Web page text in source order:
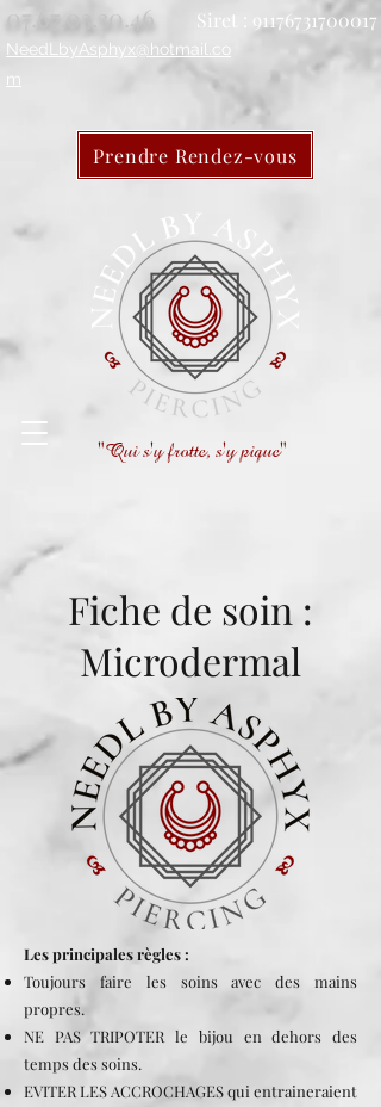
07.67.03.30.46 Siret : 91176731700017
NeedLbyAsphyx@hotmail.co
m
Prendre Rendez-vous
"Qui s'y frotte, s'y pique"
Fiche de soin :
Microdermal
Les principales règles :
Toujours faire les soins avec des mains
propres.
NE PAS TRIPOTER le bijou en dehors des
temps des soins.
EVITER LES ACCROCHAGES qui entraineraient